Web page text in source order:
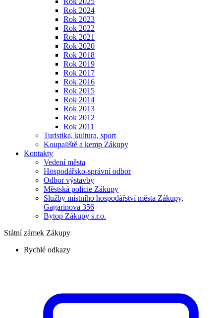
Rok 2024
Rok 2023
Rok 2022
Rok 2021
Rok 2020
Rok 2018
Rok 2019
Rok 2017
Rok 2016
Rok 2015
Rok 2014
Rok 2013
Rok 2012
Rok 2011
Turistika, kultura, sport
Koupaliště a kemp Zákupy
Kontakty
Vedení města
Hospodářsko-správní odbor
Odbor výstavby
Městská policie Zákupy
Služby místního hospodářství města Zákupy,
Gagarinova 356
Bytop Zákupy s.r.o.
Státní zámek Zákupy
Rychlé odkazy